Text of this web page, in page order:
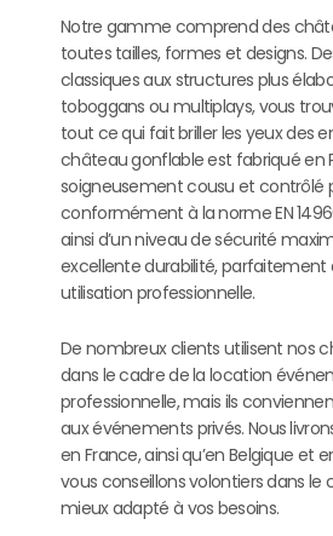
Notre gamme comprend des
toutes tailles, formes et designs.
classiques aux structures plus
toboggans ou multiplays, vous
tout ce qui fait briller les yeux des
château gonflable est fabriqué en
soigneusement cousu et contrôlé
conformément à la norme EN
ainsi d’un niveau de sécurité
excellente durabilité, parfaitement
utilisation professionnelle.
De nombreux clients utilisent nos
dans le cadre de la location
professionnelle, mais ils
aux événements privés. Nous
en France, ainsi qu’en Belgique et
vous conseillons volontiers dans le
mieux adapté à vos besoins.